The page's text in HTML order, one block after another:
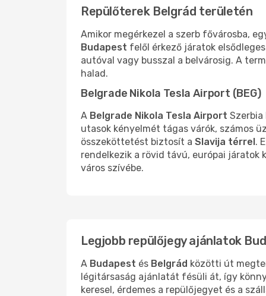
Repülőterek Belgrád területén
Amikor megérkezel a szerb fővárosba,
Budapest felől érkező járatok
autóval vagy busszal a belvárosig. A
halad.
Belgrade Nikola Tesla Airport (BEG)
A Belgrade Nikola Tesla Airport
utasok kényelmét tágas várók, számos
összeköttetést biztosít a Slavija térrel.
rendelkezik a rövid távú, európai
város szívébe.
Legjobb repülőjegy ajánlatok
A Budapest és Belgrád közötti út
légitársaság ajánlatát fésüli át, így
keresel, érdemes a repülőjegyet és a